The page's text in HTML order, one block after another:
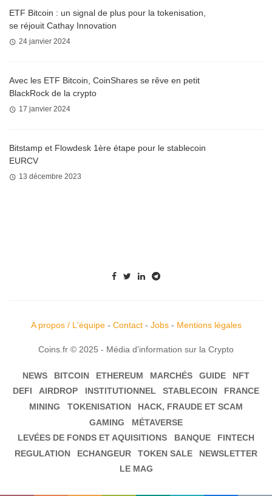
ETF Bitcoin : un signal de plus pour la tokenisation,
se réjouit Cathay Innovation
24 janvier 2024
Avec les ETF Bitcoin, CoinShares se rêve en petit
BlackRock de la crypto
17 janvier 2024
Bitstamp et Flowdesk 1ère étape pour le stablecoin
EURCV
13 décembre 2023
A propos / L'équipe- Contact- Jobs- Mentions légales
Coins.fr © 2025 - Média d'information sur la Crypto
NEWS BITCOIN ETHEREUM MARCHÉS GUIDE
NFT
DEFI
AIRDROP INSTITUTIONNEL STABLECOIN
FRANCE
MINING
TOKENISATION
HACK, FRAUDE ET SCAM
GAMING
MÉTAVERSE
LEVÉES DE FONDS ET AQUISITIONS
BANQUE
FINTECH
REGULATION
ECHANGEUR TOKEN SALE
NEWSLETTER
LE MAG